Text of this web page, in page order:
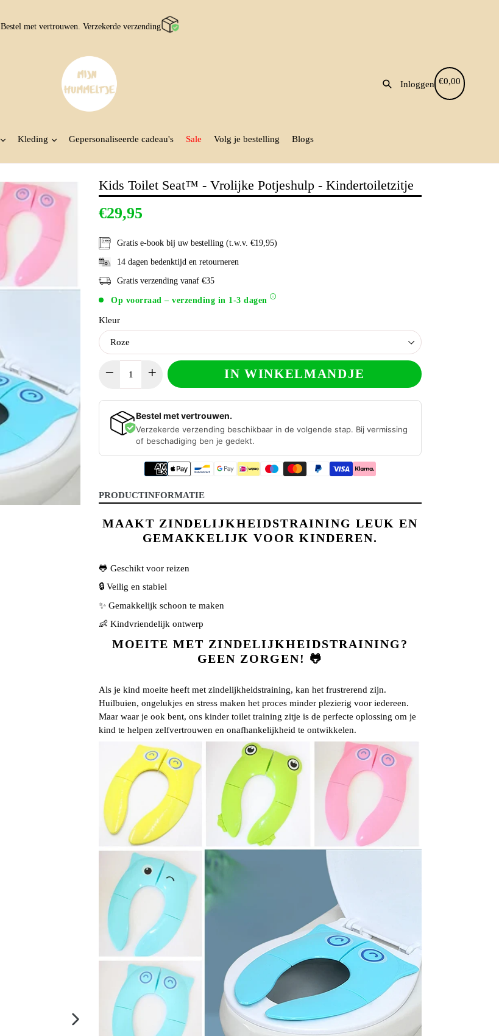
Bestel met vertrouwen. Verzekerde verzending
Zoeken
Inloggen Winkelmandje
Winkelmandje
€0,00
Kleding Gepersonaliseerde cadeau's Sale Volg je bestelling Blogs
VOLGENDE
Kids Toilet Seat™ - Vrolijke Potjeshulp - Kindertoiletzitje
€29,95
Gratis e-book bij uw bestelling (t.w.v. €19,95)
14 dagen bedenktijd en retourneren
Gratis verzending vanaf €35
Op voorraad – verzending in 1-3 dagen
Kleur
IN WINKELMANDJE
Bestel met vertrouwen.
Verzekerde verzending beschikbaar in de volgende stap. Bij vermissing
of beschadiging ben je gedekt.
PRODUCTINFORMATIE
MAAKT ZINDELIJKHEIDSTRAINING LEUK EN
GEMAKKELIJK VOOR KINDEREN.
🐸 Geschikt voor reizen
🔒 Veilig en stabiel
✨ Gemakkelijk schoon te maken
👶 Kindvriendelijk ontwerp
MOEITE MET ZINDELIJKHEIDSTRAINING?
GEEN ZORGEN! 🐸
Als je kind moeite heeft met zindelijkheidstraining, kan het frustrerend zijn.
Huilbuien, ongelukjes en stress maken het proces minder plezierig voor iedereen.
Maar waar je ook bent, ons kinder toilet training zitje is de perfecte oplossing om je
kind te helpen zelfvertrouwen en onafhankelijkheid te ontwikkelen.